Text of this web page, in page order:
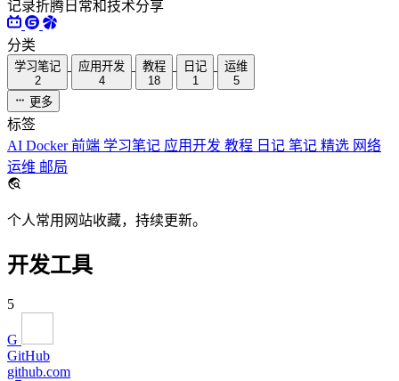
记录折腾日常和技术分享
分类
学习笔记
2
应用开发
4
教程
18
日记
1
运维
5
更多
标签
AI Docker前端 学习笔记 应用开发 教程 日记 笔记 精选 网络
运维 邮局
个人常用网站收藏，持续更新。
开发工具
5
G
GitHub
github.com